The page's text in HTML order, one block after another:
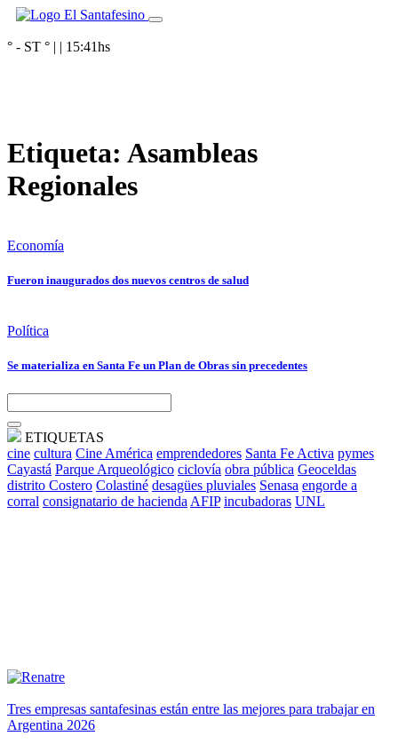
° - ST ° | | 15:41hs
Etiqueta: Asambleas
Regionales
Economía
Fueron inaugurados dos nuevos centros de salud
Política
Se materializa en Santa Fe un Plan de Obras sin precedentes
ETIQUETAS
cine cultura Cine América emprendedores Santa Fe Activa pymes
Cayastá Parque Arqueológico ciclovía obra pública Geoceldas
distrito Costero Colastiné desagües pluviales Senasa engorde a
corral consignatario de hacienda AFIP incubadoras UNL
Tres empresas santafesinas están entre las mejores para trabajar en
Argentina 2026